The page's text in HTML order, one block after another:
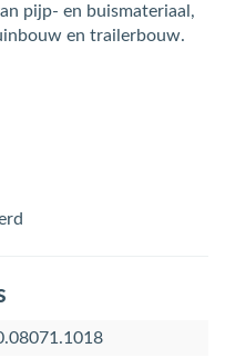
pijp- en buismateriaal,
en trailerbouw.